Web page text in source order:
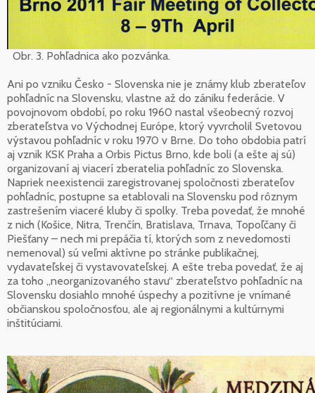
Obr. 3. Pohľadnica ako pozvánka.
Ani po vzniku Česko - Slovenska nie je známy klub zberateľov
pohľadníc na Slovensku, vlastne až do zániku federácie. V
povojnovom období, po roku 1960 nastal všeobecný rozvoj
zberateľstva vo Východnej Európe, ktorý vyvrcholil Svetovou
výstavou pohľadníc v roku 1970 v Brne. Do toho obdobia patrí
aj vznik KSK Praha a Orbis Pictus Brno, kde boli (a ešte aj sú)
organizovaní aj viacerí zberatelia pohľadníc zo Slovenska.
Napriek neexistencii zaregistrovanej spoločnosti zberateľov
pohľadníc, postupne sa etablovali na Slovensku pod rôznym
zastrešením viaceré kluby či spolky. Treba povedať, že mnohé
z nich (Košice, Nitra, Trenčín, Bratislava, Trnava, Topoľčany či
Piešťany – nech mi prepáčia tí, ktorých som z nevedomosti
nemenoval) sú veľmi aktívne po stránke publikačnej,
vydavateľskej či vystavovateľskej. A ešte treba povedať, že aj
za toho „neorganizovaného stavu“ zberateľstvo pohľadníc na
Slovensku dosiahlo mnohé úspechy a pozitívne je vnímané
občianskou spoločnosťou, ale aj regionálnymi a kultúrnymi
inštitúciami.